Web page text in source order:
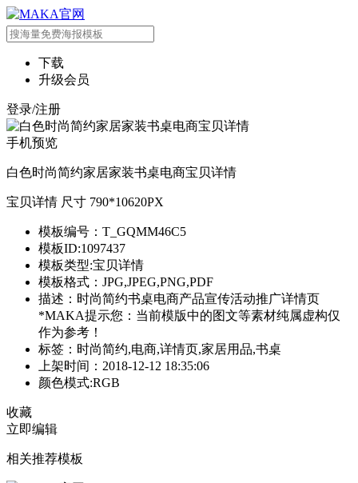
下载
升级会员
登录/注册
手机预览
白色时尚简约家居家装书桌电商宝贝详情
宝贝详情 尺寸 790*10620PX
模板编号：T_GQMM46C5
模板ID:1097437
模板类型:宝贝详情
模板格式：JPG,JPEG,PNG,PDF
描述：时尚简约书桌电商产品宣传活动推广详情页
*MAKA提示您：当前模版中的图文等素材纯属虚构仅
作为参考！
标签：时尚简约,电商,详情页,家居用品,书桌
上架时间：2018-12-12 18:35:06
颜色模式:RGB
收藏
立即编辑
相关推荐模板